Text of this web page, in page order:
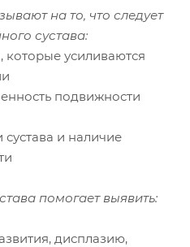
на то, что следует
сустава:
которые усиливаются
подвижности
и наличие
помогает выявить:
дисплазию,